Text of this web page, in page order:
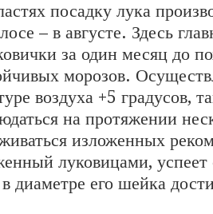
посадку лука
– в августе. Здесь
за один месяц до
морозов.
воздуха +5 градусов,
на протяжении
изложенных
луковицами, успеет
диаметре его шейка